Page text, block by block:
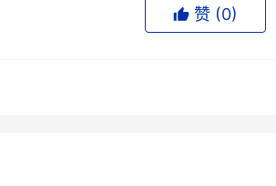
开启，国家分级诊疗体系建设明确了“强
产业凝聚共识、直面挑战、协同攻坚。”
赞 (0)